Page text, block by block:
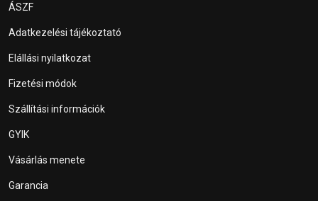
ÁSZF
Adatkezelési tájékoztató
Elállási nyilatkozat
Fizetési módok
Szállítási információk
GYIK
Vásárlás menete
Garancia